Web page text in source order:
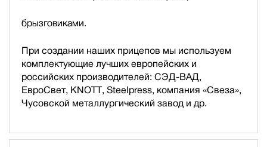
брызговиками.
При создании наших прицепов мы используем
комплектующие лучших европейских и
российских производителей: СЭД-ВАД,
ЕвроСвет, KNOTT, Steelpress, компания «Свеза»,
Чусовской металлургический завод и др.